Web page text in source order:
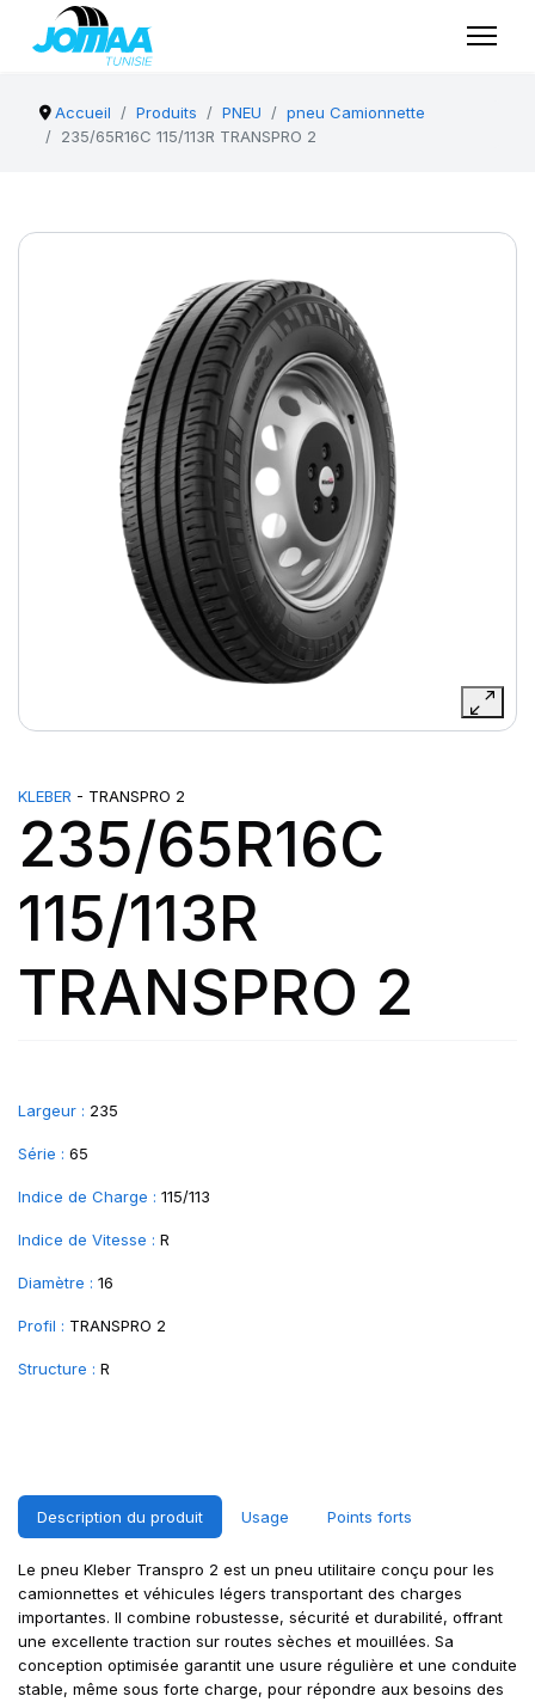
Accueil Produits PNEU
pneu Camionnette
235/65R16C 115/113R TRANSPRO 2
KLEBER - TRANSPRO 2
235/65R16C
115/113R
TRANSPRO 2
Largeur : 235
Série : 65
Indice de Charge : 115/113
Indice de Vitesse : R
Diamètre : 16
Profil : TRANSPRO 2
Structure : R
Description du produit Usage Points forts
Le pneu Kleber Transpro 2 est un pneu utilitaire conçu pour les
camionnettes et véhicules légers transportant des charges
importantes. Il combine robustesse, sécurité et durabilité, offrant
une excellente traction sur routes sèches et mouillées. Sa
conception optimisée garantit une usure régulière et une conduite
stable, même sous forte charge, pour répondre aux besoins des